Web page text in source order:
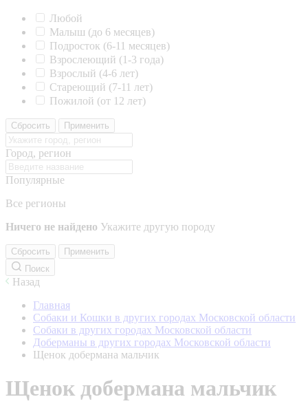
Любой
Малыш (до 6 месяцев)
Подросток (6-11 месяцев)
Взрослеющий (1-3 года)
Взрослый (4-6 лет)
Стареющий (7-11 лет)
Пожилой (от 12 лет)
Сбросить Применить
Город, регион
Популярные
Все регионы
Ничего не найдено Укажите другую породу
Сбросить
Применить
Поиск
Назад
Главная
Собаки и Кошки в других городах Московской области
Собаки в других городах Московской области
Доберманы в других городах Московской области
Щенок добермана мальчик
Щенок добермана мальчик